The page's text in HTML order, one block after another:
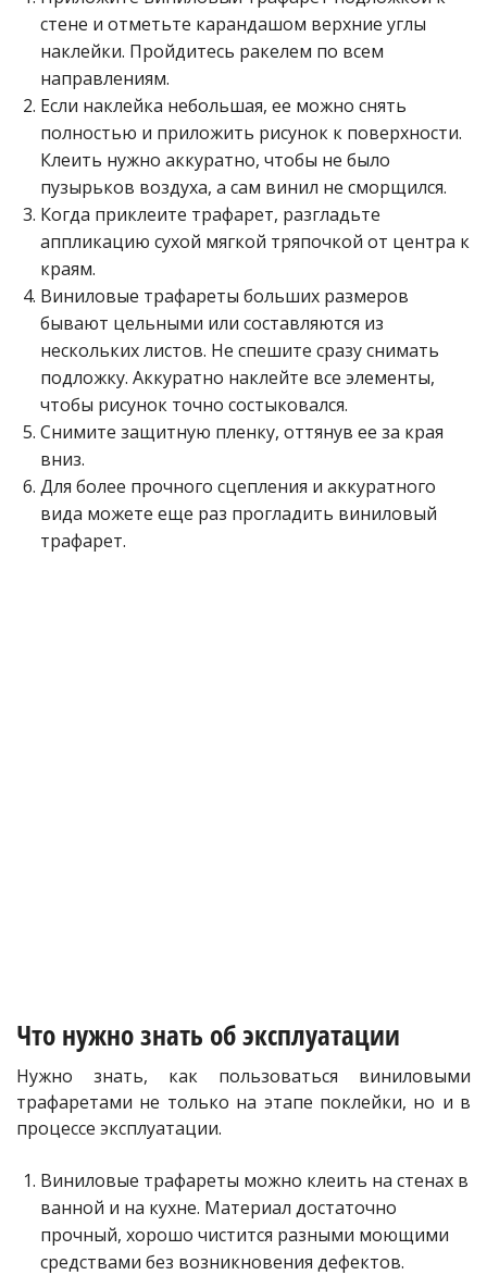
стене и отметьте карандашом верхние углы
наклейки. Пройдитесь ракелем по всем
направлениям.
Если наклейка небольшая, ее можно снять
полностью и приложить рисунок к поверхности.
Клеить нужно аккуратно, чтобы не было
пузырьков воздуха, а сам винил не сморщился.
Когда приклеите трафарет, разгладьте
аппликацию сухой мягкой тряпочкой от центра к
краям.
Виниловые трафареты больших размеров
бывают цельными или составляются из
нескольких листов. Не спешите сразу снимать
подложку. Аккуратно наклейте все элементы,
чтобы рисунок точно состыковался.
Снимите защитную пленку, оттянув ее за края
вниз.
Для более прочного сцепления и аккуратного
вида можете еще раз прогладить виниловый
трафарет.
Что нужно знать об эксплуатации
Нужно знать, как пользоваться виниловыми
трафаретами не только на этапе поклейки, но и в
процессе эксплуатации.
Виниловые трафареты можно клеить на стенах в
ванной и на кухне. Материал достаточно
прочный, хорошо чистится разными моющими
средствами без возникновения дефектов.